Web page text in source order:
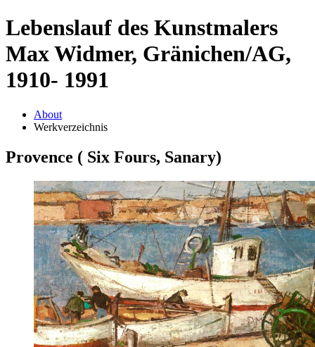
Lebenslauf des Kunstmalers
Max Widmer, Gränichen/AG,
1910- 1991
About
Werkverzeichnis
Provence ( Six Fours, Sanary)